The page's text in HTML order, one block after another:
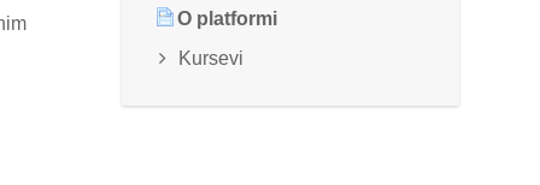
O platformi
Kursevi